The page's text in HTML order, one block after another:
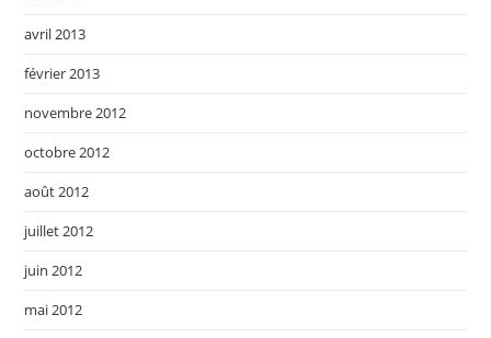
avril 2013
février 2013
novembre 2012
octobre 2012
août 2012
juillet 2012
juin 2012
mai 2012